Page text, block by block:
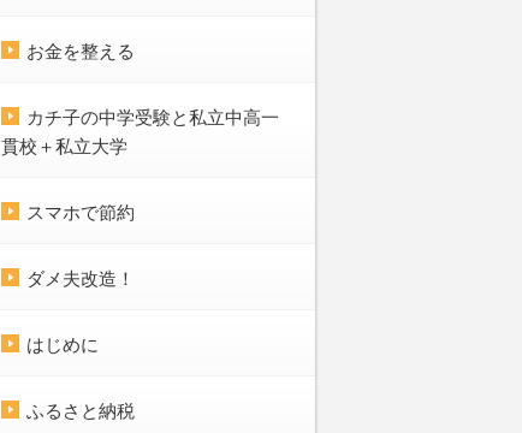
お金を整える
カチ子の中学受験と私立中高一
貫校＋私立大学
スマホで節約
ダメ夫改造！
はじめに
ふるさと納税